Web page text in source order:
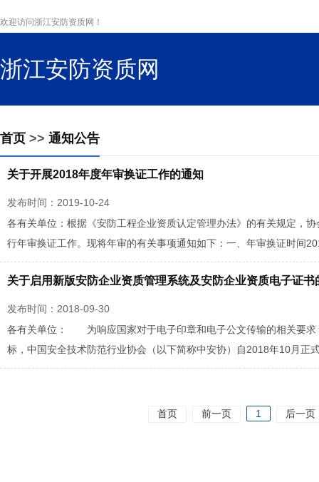
欢迎访问浙江安防资质网！
浙江安防资质网
首页 >> 通知公告
关于开展2018年度年审换证工作的通知
发布时间：2019-10-24
各有关单位：根据《安防工程企业资质认定管理办法》的有关规定，
行年审换证工作。现将年审的有关事项通知如下：一、年审换证时间
关于启用新版安防企业资质管理系统及安防企业资质电子证书
发布时间：2018-09-30
各有关单位： 为响应国家对于电子印章和电子公文传输的相关要求
标，中国安全技术防范行业协会（以下简称中安协）自2018年10月正
首页 前一页 1 后一页